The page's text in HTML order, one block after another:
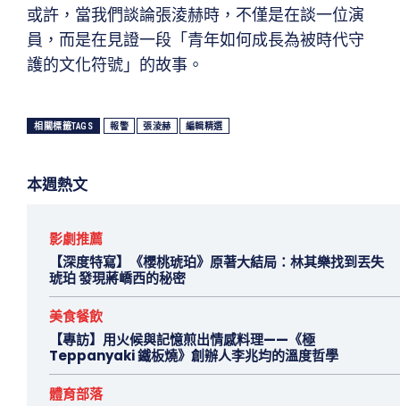
或許，當我們談論張淩赫時，不僅是在談一位演
員，而是在見證一段「青年如何成長為被時代守
護的文化符號」的故事。
相關標籤TAGS 報警 張淩赫 編輯精選
本週熱文
影劇推薦
【深度特寫】《櫻桃琥珀》原著大結局：林其樂找到丟失
琥珀 發現蔣嶠西的秘密
美食餐飲
【專訪】用火候與記憶煎出情感料理——《極
Teppanyaki 鐵板燒》創辦人李兆均的溫度哲學
體育部落